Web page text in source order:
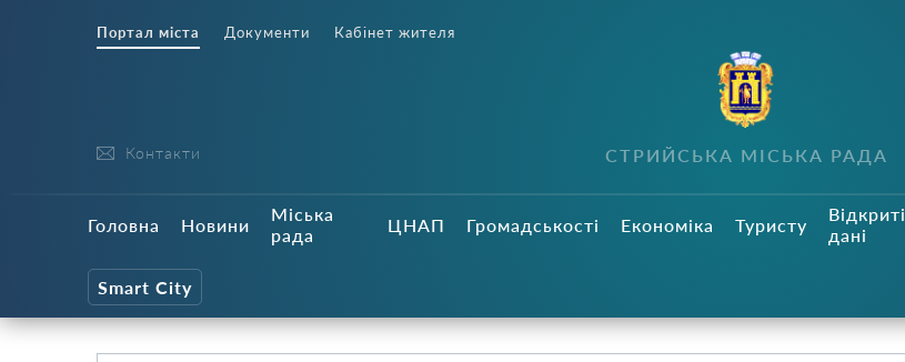
Портал міста Документи Кабінет жителя
Контакти СТРИЙСЬКА МІСЬКА РАДА
Головна Новини
Міська
рада
ЦНАП Громадськості Економіка Туристу
Відкриті
дані
Smart City